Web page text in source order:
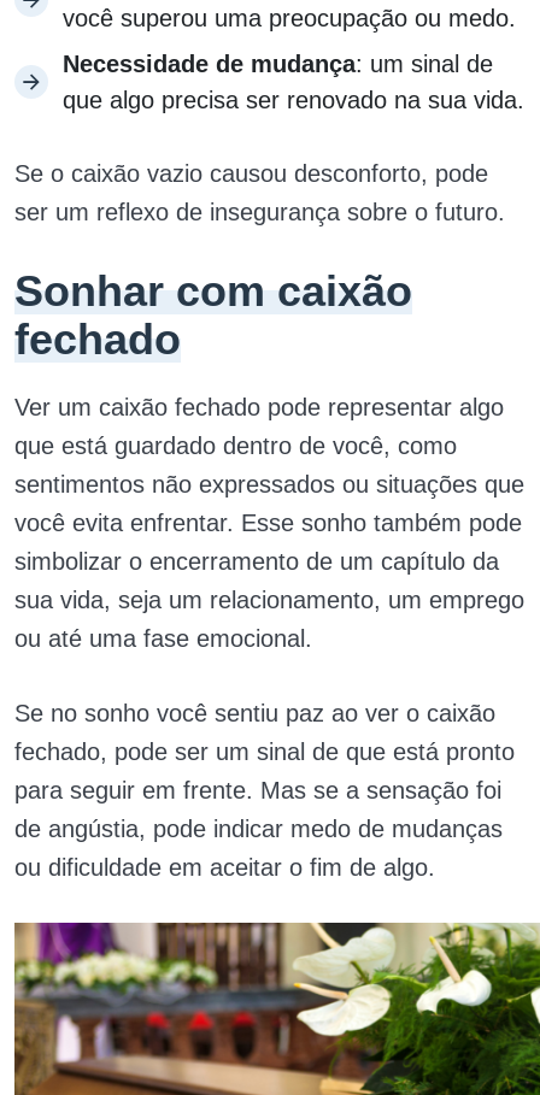
você superou uma preocupação ou medo.
Necessidade de mudança: um sinal de
que algo precisa ser renovado na sua vida.
Se o caixão vazio causou desconforto, pode
ser um reflexo de insegurança sobre o futuro.
Sonhar com caixão
fechado
Ver um caixão fechado pode representar algo
que está guardado dentro de você, como
sentimentos não expressados ou situações que
você evita enfrentar. Esse sonho também pode
simbolizar o encerramento de um capítulo da
sua vida, seja um relacionamento, um emprego
ou até uma fase emocional.
Se no sonho você sentiu paz ao ver o caixão
fechado, pode ser um sinal de que está pronto
para seguir em frente. Mas se a sensação foi
de angústia, pode indicar medo de mudanças
ou dificuldade em aceitar o fim de algo.